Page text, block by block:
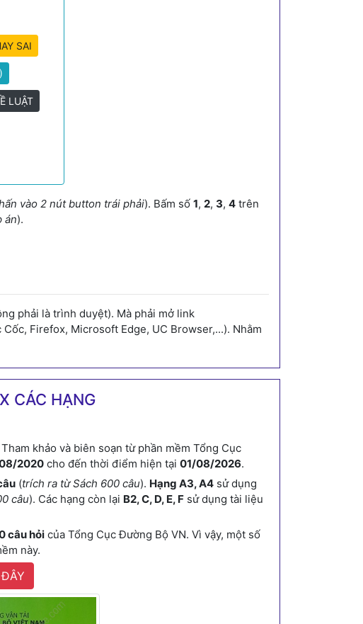
SAI
LUẬT
vào 2 nút button trái phải). Bấm số 1, 2, 3, 4 trên
án).
phải là trình duyệt). Mà phải mở link
Firefox, Microsoft Edge, UC Browser,...). Nhằm
CÁC HẠNG
Tham khảo và biên soạn từ phần mềm Tổng Cục
2020 cho đến thời điểm hiện tại 01/08/2026.
(trích ra từ Sách 600 câu). Hạng A3, A4 sử dụng
câu). Các hạng còn lại B2, C, D, E, F sử dụng tài liệu
câu hỏi của Tổng Cục Đường Bộ VN. Vì vậy, một số
này.